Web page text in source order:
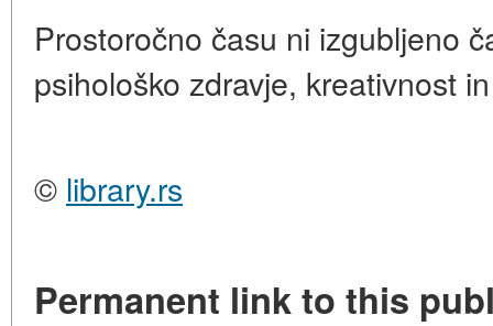
Prostoročno času ni izgubljeno
psihološko zdravje, kreativnost
© library.rs
Permanent link to this